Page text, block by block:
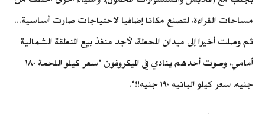
مساحات القراءة، لتصنع مكانا إضافيا لاحتياجات صارت أساسية...
ثم وصلت أخيرا إلى ميدان المحطة، لأجد منفذ بيع المنطقة الشمالية
أمامي، وصوت أحدهم ينادي في الميكروفون "سعر كيلو اللحمة ١٨٠
جنيه، سعر كيلو البانيه ١٩٠ جنيه!!".